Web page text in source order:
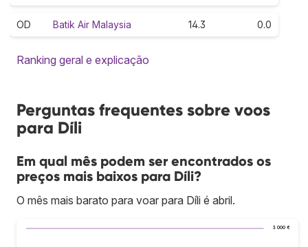
OD Batik Air Malaysia 14.3 0.0
Ranking geral e explicação
Perguntas frequentes sobre voos
para Díli
Em qual mês podem ser encontrados os
preços mais baixos para Díli?
O mês mais barato para voar para Díli é abril.
3 000 €